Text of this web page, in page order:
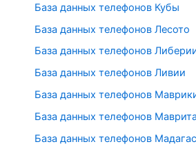
База данных телефонов Кубы
База данных телефонов Лесото
База данных телефонов
База данных телефонов Ливии
База данных телефонов
База данных телефонов
База данных телефонов